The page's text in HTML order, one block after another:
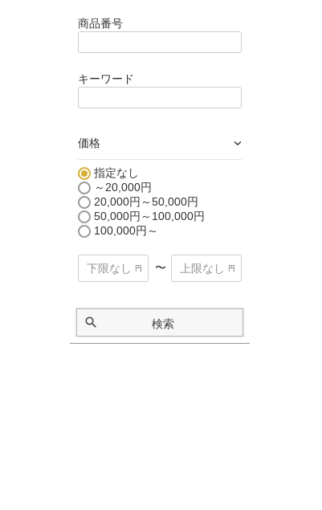
商品番号
キーワード
価格 ›
指定なし
～20,000円
20,000円～50,000円
50,000円～100,000円
100,000円～
〜
検索